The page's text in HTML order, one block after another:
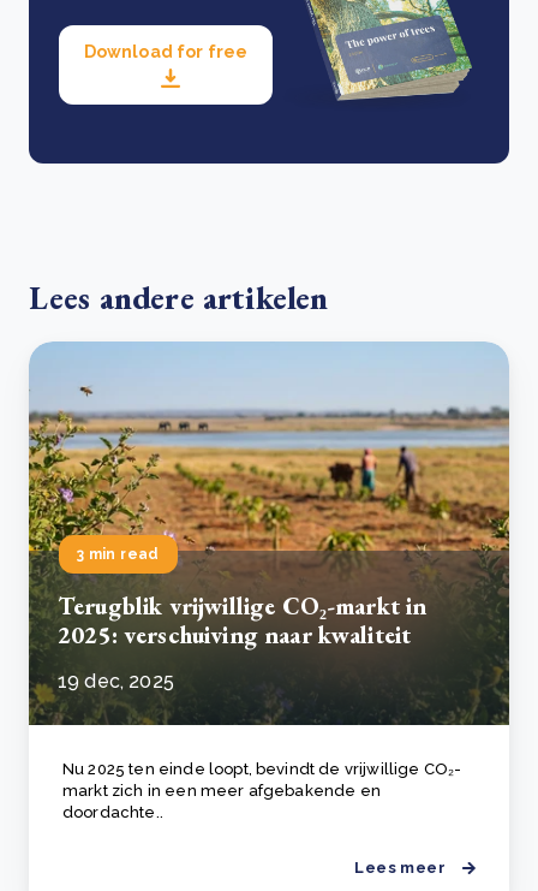
Download for free
Lees andere artikelen
3 min read
Terugblik vrijwillige CO₂-markt in
2025: verschuiving naar kwaliteit
19 dec, 2025
Nu 2025 ten einde loopt, bevindt de vrijwillige CO₂-
markt zich in een meer afgebakende en
doordachte..
Lees meer